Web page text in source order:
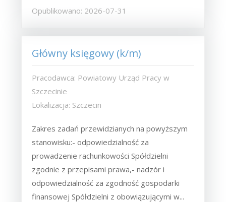
Opublikowano: 2026-07-31
Główny księgowy (k/m)
Pracodawca: Powiatowy Urząd Pracy w
Szczecinie
Lokalizacja: Szczecin
Zakres zadań przewidzianych na powyższym
stanowisku:- odpowiedzialność za
prowadzenie rachunkowości Spółdzielni
zgodnie z przepisami prawa,- nadzór i
odpowiedzialność za zgodność gospodarki
finansowej Spółdzielni z obowiązującymi w...